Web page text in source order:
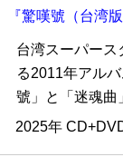
『驚嘆號（台湾
台湾スーパース
る2011年アル
號」と「迷魂曲
2025年